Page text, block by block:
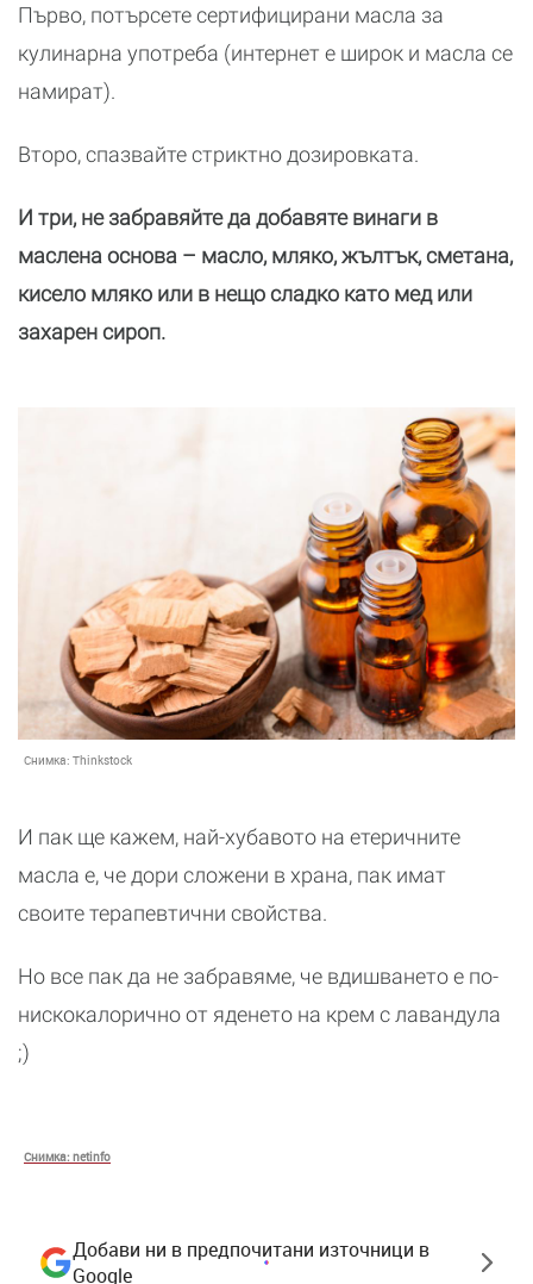
Първо, потърсете сертифицирани масла за
кулинарна употреба (интернет е широк и масла се
намират).
Второ, спазвайте стриктно дозировката.
И три, не забравяйте да добавяте винаги в
маслена основа – масло, мляко, жълтък, сметана,
кисело мляко или в нещо сладко като мед или
захарен сироп.
Снимка: Thinkstock
И пак ще кажем, най-хубавото на етеричните
масла е, че дори сложени в храна, пак имат
своите терапевтични свойства.
Но все пак да не забравяме, че вдишването е по-
нискокалорично от яденето на крем с лавандула
;)
Снимка: netinfo
Добави ни в предпочитани източници в
Google